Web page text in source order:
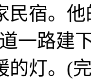
民宿。
一路建
的灯。(